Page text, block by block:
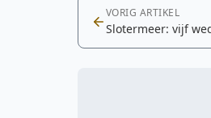
VORIG ARTIKEL
Slotermeer: vijf